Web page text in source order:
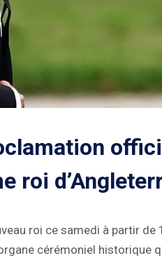
roi
roi ce samedi à partir de
cérémoniel historique